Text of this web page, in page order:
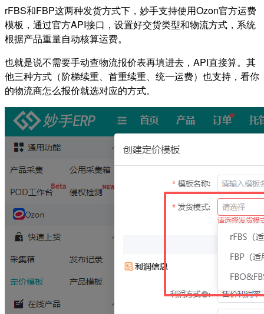
rFBS和FBP这两种发货方式下，妙手支持使用Ozon官方运费
模板，通过官方API接口，设置好交货类型和物流方式，系统
根据产品重量自动核算运费。
也就是说不需要手动查物流报价表再填进去，API直接算。其
他三种方式（阶梯续重、首重续重、统一运费）也支持，看你
的物流商怎么报价就选对应的方式。